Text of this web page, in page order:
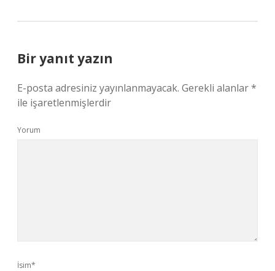
Bir yanıt yazın
E-posta adresiniz yayınlanmayacak. Gerekli alanlar*
ile işaretlenmişlerdir
Yorum
İsim*